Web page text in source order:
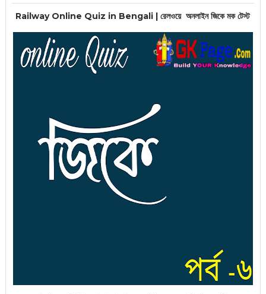
Railway Online Quiz in Bengali | রেলওয়ে অনলাইন জিকে মক টেস্ট